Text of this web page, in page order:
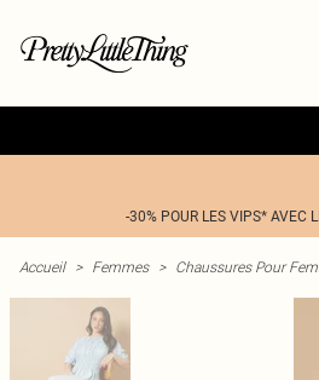
-30% POUR LES VIPS* AVEC
Accueil > Femmes > Chaussures Pour